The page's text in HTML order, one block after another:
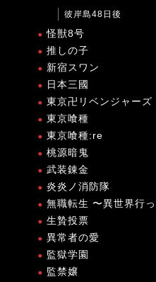
彼岸島48日後
怪獣8号
推しの子
新宿スワン
日本三國
東京卍リベンジャーズ
東京喰種
東京喰種:re
桃源暗鬼
武装錬金
炎炎ノ消防隊
無職転生 〜異世界行
生贄投票
異常者の愛
監獄学園
監禁嬢